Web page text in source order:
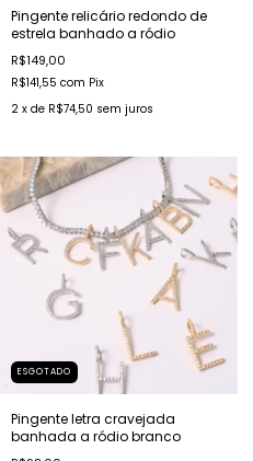
Pingente relicário redondo de
estrela banhado a ródio
R$149,00
R$141,55 com Pix
2 x de R$74,50 sem juros
ESGOTADO
Pingente letra cravejada
banhada a ródio branco